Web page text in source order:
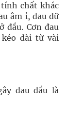
chất khác
âm ỉ, đau dữ
đầu. Cơn đau
dài từ vài
đau đầu là